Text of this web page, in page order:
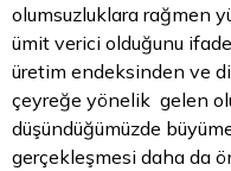
olumsuzluklara rağmen
ümit verici olduğunu
üretim endeksinden ve
çeyreğe yönelik gelen
düşündüğümüzde
gerçekleşmesi daha da